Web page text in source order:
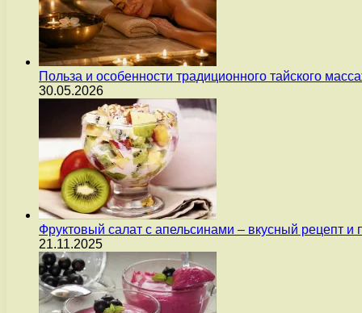
Польза и особенности традиционного тайского
30.05.2026
Фруктовый салат с апельсинами – вкусный рецепт и
21.11.2025